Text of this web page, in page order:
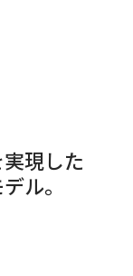
現した
ル。